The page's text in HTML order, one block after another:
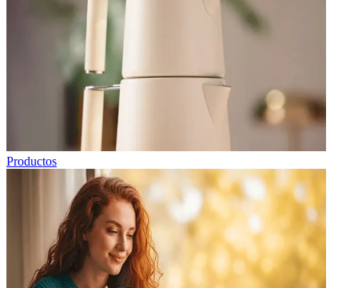
Productos